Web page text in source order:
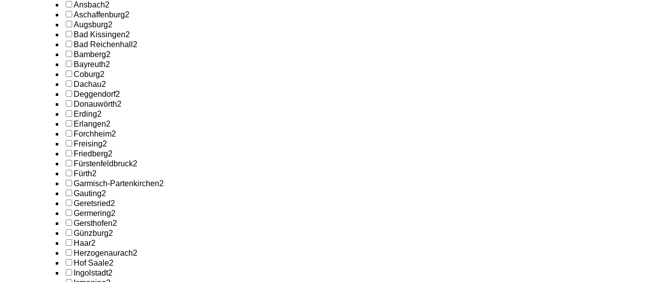
Ansbach2
Aschaffenburg2
Augsburg2
Bad Kissingen2
Bad Reichenhall 2
Bamberg2
Bayreuth2
Coburg2
Dachau2
Deggendorf2
Donauwörth2
Erding2
Erlangen2
Forchheim2
Freising2
Friedberg2
Fürstenfeldbruck2
Fürth2
Garmisch-Partenkirchen2
Gauting2
Geretsried2
Germering2
Gersthofen2
Günzburg2
Haar2
Herzogenaurach2
Hof Saale2
Ingolstadt2